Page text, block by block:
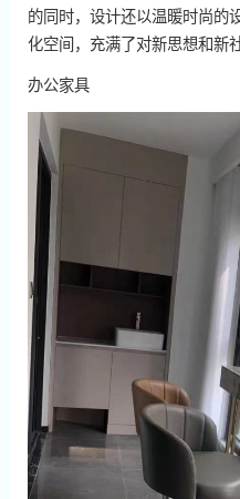
的同时，设计还以温暖时尚的
化空间，充满了对新思想和新
办公家具